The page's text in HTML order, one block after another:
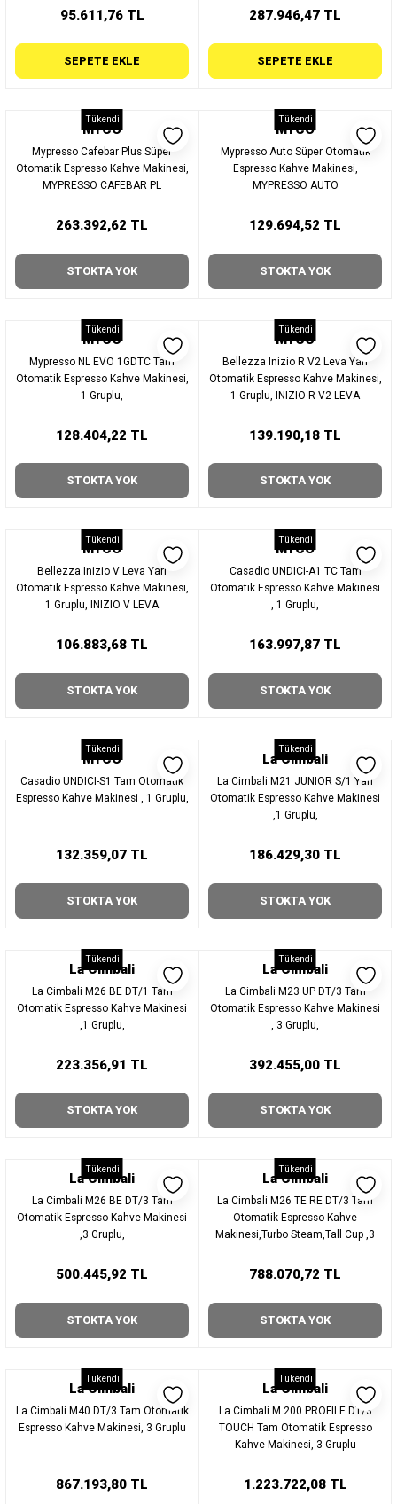
95.611,76 TL
SEPETE EKLE
287.946,47 TL
SEPETE EKLE
Tükendi
MYCO
Mypresso Cafebar Plus Süper
Otomatik Espresso Kahve Makinesi,
MYPRESSO CAFEBAR PL
263.392,62 TL
STOKTA YOK
Tükendi
MYCO
Mypresso Auto Süper Otomatik
Espresso Kahve Makinesi,
MYPRESSO AUTO
129.694,52 TL
STOKTA YOK
Tükendi
MYCO
Mypresso NL EVO 1GDTC Tam
Otomatik Espresso Kahve Makinesi,
1 Gruplu,
128.404,22 TL
STOKTA YOK
Tükendi
MYCO
Bellezza Inizio R V2 Leva Yarı
Otomatik Espresso Kahve Makinesi,
1 Gruplu, INIZIO R V2 LEVA
139.190,18 TL
STOKTA YOK
Tükendi
MYCO
Bellezza Inizio V Leva Yarı
Otomatik Espresso Kahve Makinesi,
1 Gruplu, INIZIO V LEVA
106.883,68 TL
STOKTA YOK
Tükendi
MYCO
Casadio UNDICI-A1 TC Tam
Otomatik Espresso Kahve Makinesi
, 1 Gruplu,
163.997,87 TL
STOKTA YOK
Tükendi
MYCO
Casadio UNDICI-S1 Tam Otomatik
Espresso Kahve Makinesi , 1 Gruplu,
132.359,07 TL
STOKTA YOK
Tükendi
La Cimbali
La Cimbali M21 JUNIOR S/1 Yarı
Otomatik Espresso Kahve Makinesi
,1 Gruplu,
186.429,30 TL
STOKTA YOK
Tükendi
La Cimbali
La Cimbali M26 BE DT/1 Tam
Otomatik Espresso Kahve Makinesi
,1 Gruplu,
223.356,91 TL
STOKTA YOK
Tükendi
La Cimbali
La Cimbali M23 UP DT/3 Tam
Otomatik Espresso Kahve Makinesi
, 3 Gruplu,
392.455,00 TL
STOKTA YOK
Tükendi
La Cimbali
La Cimbali M26 BE DT/3 Tam
Otomatik Espresso Kahve Makinesi
,3 Gruplu,
500.445,92 TL
STOKTA YOK
Tükendi
La Cimbali
La Cimbali M26 TE RE DT/3 Tam
Otomatik Espresso Kahve
Makinesi,Turbo Steam,Tall Cup ,3
788.070,72 TL
STOKTA YOK
Tükendi
La Cimbali
La Cimbali M40 DT/3 Tam Otomatik
Espresso Kahve Makinesi, 3 Gruplu
867.193,80 TL
Tükendi
La Cimbali
La Cimbali M 200 PROFILE DT/3
TOUCH Tam Otomatik Espresso
Kahve Makinesi, 3 Gruplu
1.223.722,08 TL